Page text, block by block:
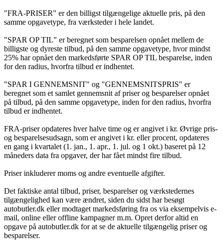
"FRA-PRISER" er den billigst tilgængelige aktuelle pris, på den
samme opgavetype, fra værksteder i hele landet.
"SPAR OP TIL" er beregnet som besparelsen opnået mellem de
billigste og dyreste tilbud, på den samme opgavetype, hvor mindst
25% har opnået den markedsførte SPAR OP TIL besparelse, inden
for den radius, hvorfra tilbud er indhentet.
"SPAR I GENNEMSNIT" og "GENNEMSNITSPRIS" er
beregnet som et samlet gennemsnit af priser og besparelser opnået
på tilbud, på den samme opgavetype, inden for den radius, hvorfra
tilbud er indhentet.
FRA-priser opdateres hver halve time og er angivet i kr. Øvrige pris-
og besparelsesudsagn, som er angivet i kr. eller procent, opdateres
en gang i kvartalet (1. jan., 1. apr., 1. jul. og 1 okt.) baseret på 12
måneders data fra opgaver, der har fået mindst fire tilbud.
Priser inkluderer moms og andre eventuelle afgifter.
Det faktiske antal tilbud, priser, besparelser og værkstedernes
tilgængelighed kan være ændret, siden du sidst har besøgt
autobutler.dk eller modtaget markedsføring fra os via eksempelvis e-
mail, online eller offline kampagner m.m. Opret derfor altid en
opgave på autobutler.dk for at se de aktuelle tilgængelig priser og
besparelser.